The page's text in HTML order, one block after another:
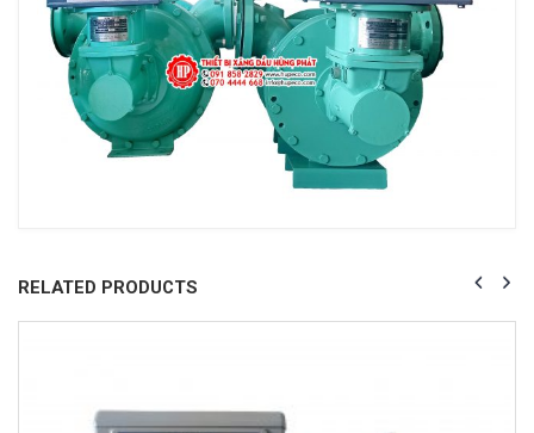
RELATED PRODUCTS